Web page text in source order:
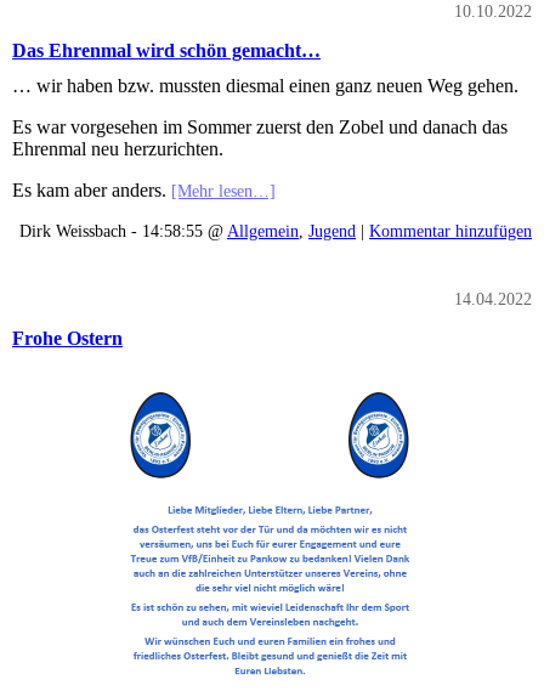
10.10.2022
Das Ehrenmal wird schön gemacht…
… wir haben bzw. mussten diesmal einen ganz neuen Weg gehen.
Es war vorgesehen im Sommer zuerst den Zobel und danach das
Ehrenmal neu herzurichten.
Es kam aber anders. [Mehr lesen…]
Dirk Weissbach - 14:58:55 @ Allgemein Jugend | Kommentar hinzufügen
14.04.2022
Frohe Ostern